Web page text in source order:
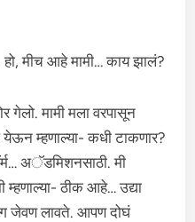
हो, मीच आहे मामी… काय झालं?
गेलो. मामी मला वरपासून
येऊन म्हणाल्या- कधी टाकणार?
अॅडमिशनसाठी. मी
म्हणाल्या- ठीक आहे… उद्या
जेवण लावते. आपण दोघं